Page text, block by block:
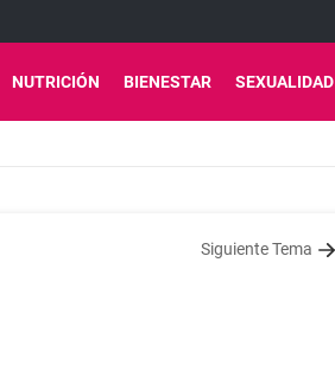
NUTRICIÓN BIENESTAR SEXUALIDAD
Siguiente Tema